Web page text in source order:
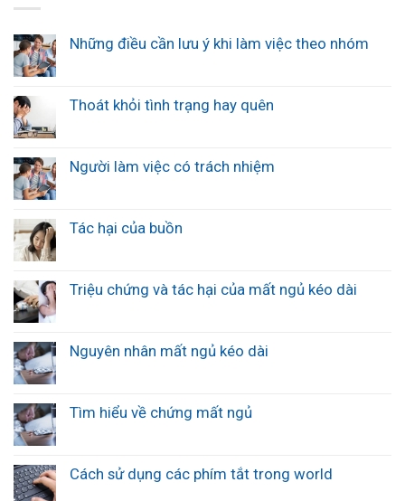
Những điều cần lưu ý khi làm việc theo nhóm
Thoát khỏi tình trạng hay quên
Người làm việc có trách nhiệm
Tác hại của buồn
Triệu chứng và tác hại của mất ngủ kéo dài
Nguyên nhân mất ngủ kéo dài
Tìm hiểu về chứng mất ngủ
Cách sử dụng các phím tắt trong world